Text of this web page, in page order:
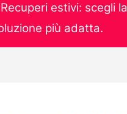
estivi: scegli la
più adatta.